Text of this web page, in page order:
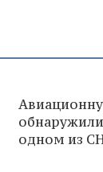
одном из